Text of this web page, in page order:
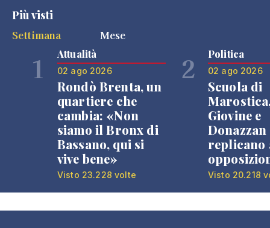
Più visti
Settimana
Mese
1 Attualità
02 ago 2026
Rondò Brenta, un
quartiere che
cambia: «Non
siamo il Bronx di
Bassano, qui si
vive bene»
Visto 23.228 volte
2 Politica
02 ago 2026
Scuola di
Giovine e
Donazzan
replicano
Visto 20.218